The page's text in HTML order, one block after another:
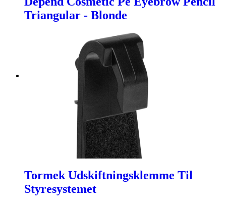
Triangular - Blonde
Tormek Udskiftningsklemme Til
Styresystemet